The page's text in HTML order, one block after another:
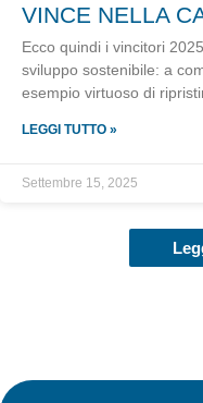
VINCE NELLA
Ecco quindi i vincitori
sviluppo sostenibile: a
esempio virtuoso di
LEGGI TUTTO »
Settembre 15, 2025